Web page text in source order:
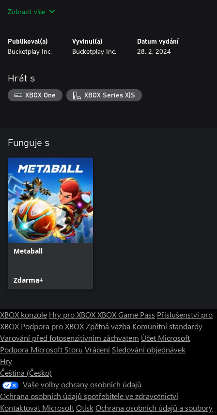
Zobrazit více
Publikoval(a)
Bucketplay Inc.
Vyvinul(a)
Bucketplay Inc.
Datum vydání
28. 2. 2024
Hrát s
XBOX One XBOX Series X|S
Funguje s
Metaball
Zdarma+
XBOX konzole Hry pro XBOXXBOX Game Pass Příslušenství pro
XBOX Podpora pro XBOXZpětná vazba Komunitní standardy
Varování před fotosenzitivním záchvatem Účet Microsoft
Podpora Microsoft Storu Vrácení Sledování objednávek
Hry
Čeština (Česko)
Vaše volby ochrany osobních údajů
Ochrana osobních údajů spotřebitele ve zdravotnictví
Kontaktovat MicrosoftOtiskOchrana osobních údajů a soubory